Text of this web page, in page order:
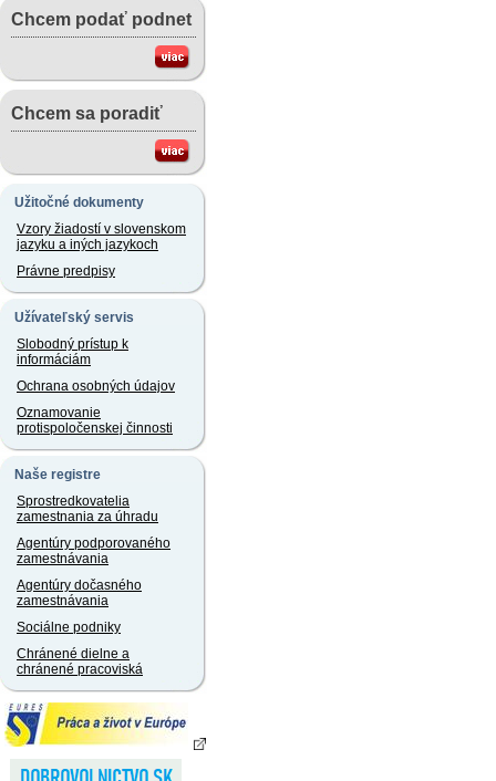
Chcem podať podnet
Chcem sa poradiť
Užitočné dokumenty
Vzory žiadostí v slovenskom
jazyku a iných jazykoch
Právne predpisy
Užívateľský servis
Slobodný prístup k
informáciám
Ochrana osobných údajov
Oznamovanie
protispoločenskej činnosti
Naše registre
Sprostredkovatelia
zamestnania za úhradu
Agentúry podporovaného
zamestnávania
Agentúry dočasného
zamestnávania
Sociálne podniky
Chránené dielne a
chránené pracoviská